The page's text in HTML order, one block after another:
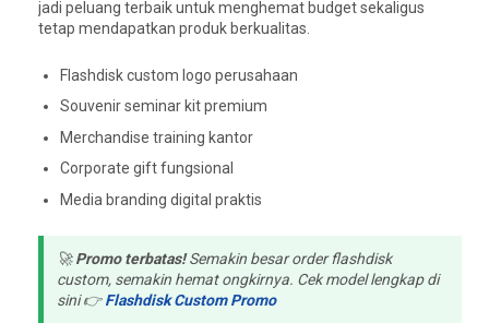
jadi peluang terbaik untuk menghemat budget sekaligus
tetap mendapatkan produk berkualitas.
Flashdisk custom logo perusahaan
Souvenir seminar kit premium
Merchandise training kantor
Corporate gift fungsional
Media branding digital praktis
🚀Promo terbatas!Semakin besar order flashdisk
custom, semakin hemat ongkirnya. Cek model lengkap di
sini 👉Flashdisk Custom Promo